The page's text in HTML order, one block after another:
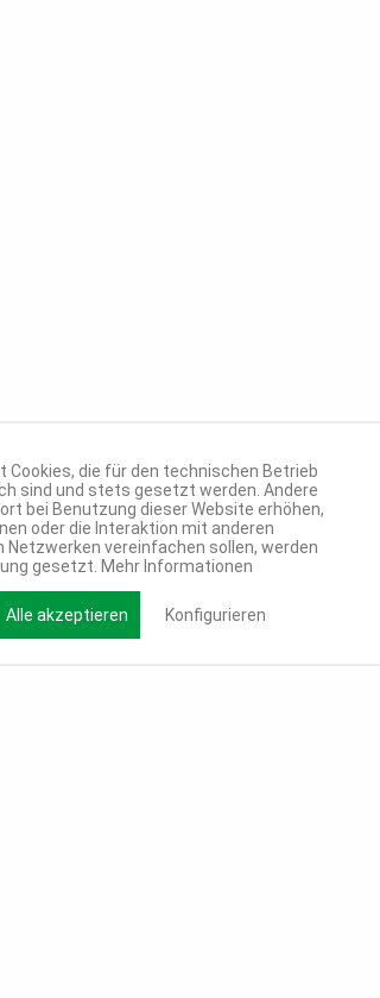
Cookies, die für den technischen Betrieb
sind und stets gesetzt werden. Andere
bei Benutzung dieser Website erhöhen,
oder die Interaktion mit anderen
Netzwerken vereinfachen sollen, werden
gesetzt. Mehr Informationen
Alle akzeptieren Konfigurieren